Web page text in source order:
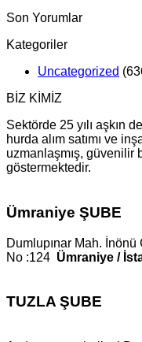
Son Yorumlar
Kategoriler
Uncategorized
BİZ KİMİZ
Sektörde 25 yılı aşkın
hurda alım satımı ve
uzmanlaşmış, güvenilir
göstermektedir.
Ümraniye ŞUBE
Dumlupınar Mah. İnönü
No :124 Ümraniye /
TUZLA ŞUBE